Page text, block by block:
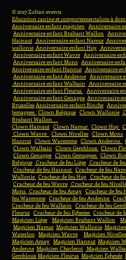
© 2017 Zoltan events
Education canine et comportementaliste à
Anniversaire enfant magicien Anniversaire
Anniversaire enfant Brabant Wallon
Hainaut Anniversaire enfant Namur
wallonie Anniversaire enfant Huy
Anniversaire enfant Wavre Anniversaire
Anniversaire enfant Mons Anniversaire
Anniversaire enfant Hannut Anniversaire
Anniversaire enfant Andenne Anniversaire
Anniversaire enfant Walhain Anniversaire
Anniversaire enfant Fleurus
Anniversaire
Anniversaire enfant Genappe Anniversaire
BruxellesAnniversaire enfant Binche
Jemappes Clown Belgique Clown Wallonie
Brabant Wallon
Clown Hainaut Clown Namur Clown Huy
Clown Wavre
Clown Nivelles Clown Mons
Hannut Clown Waremme Clown Andenne
Clown Walhain Clown Gembloux Clown
Clown Genappe Clown Gemappes Clown
Belgique Cracheur de feu Liège Cracheur de
Cracheur de feu Hainaut Cracheur de feu
Wallonie Cracheur de feu Huy Cracheur de
Cracheur de feu Wavre Cracheur de feu
Mons Cracheur de feu Amay Cracheur de feu
feu Waremme Cracheur de feu Andenne
Cracheur de feu Walhain Cracheur de feu
Fleurus Cracheur de feu Eghezee Cracheur de
Magicien Liège
Magicien Brabant Wallon
Magicien Namur Magicien Wallonie
Waterloo Magicien Wavre Magicien Nivelles
Magicien Amay Magicien Hannut Magicien
Andenne Magicien Charleroi Magicien
GemblouxMagicien Fleurus Magicien Eghezée